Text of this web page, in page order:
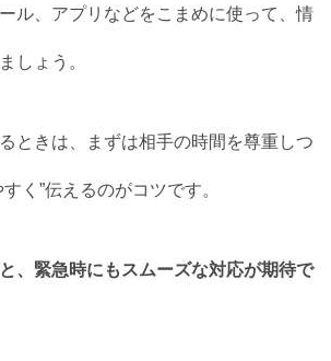
ル、アプリなどをこまめに使って、情
しょう。
ときは、まずは相手の時間を尊重しつ
く”伝えるのがコツです。
、緊急時にもスムーズな対応が期待で